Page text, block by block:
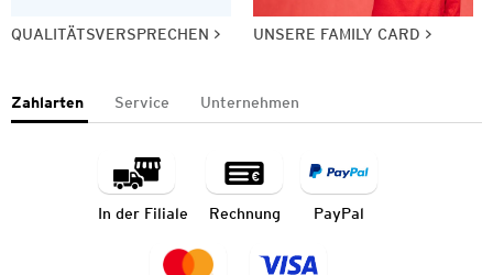
QUALITÄTSVERSPRECHEN UNSERE FAMILY CARD
Zahlarten Service Unternehmen
In der Filiale Rechnung PayPal